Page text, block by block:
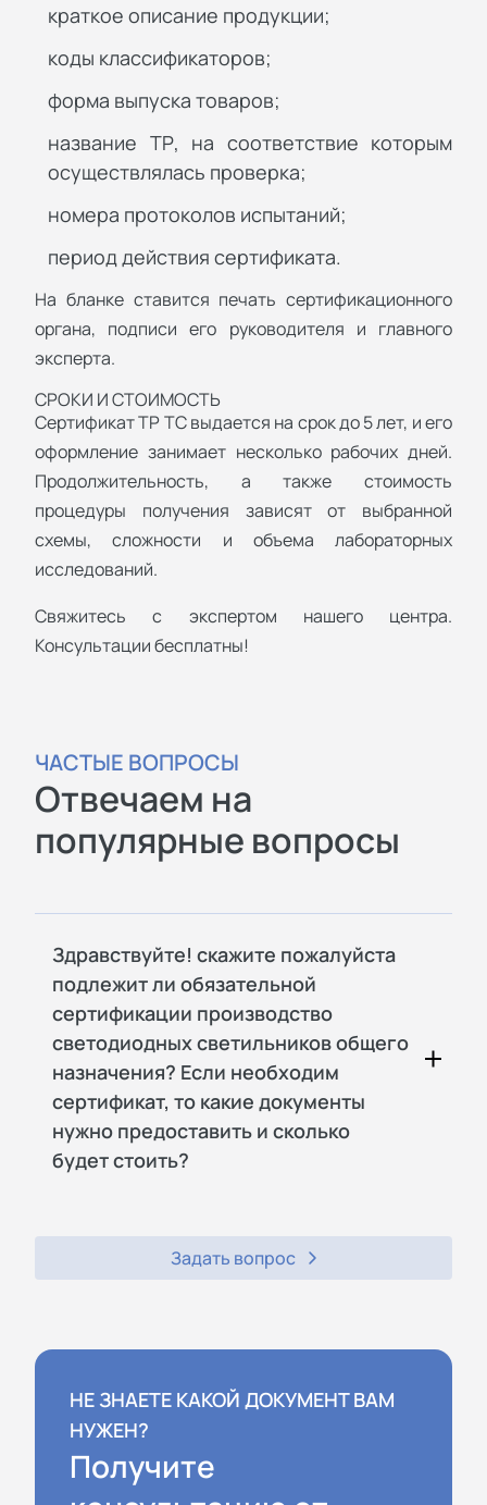
краткое описание продукции;
коды классификаторов;
форма выпуска товаров;
название ТР, на соответствие которым
осуществлялась проверка;
номера протоколов испытаний;
период действия сертификата.
На бланке ставится печать сертификационного
органа, подписи его руководителя и главного
эксперта.
СРОКИ И СТОИМОСТЬ
Сертификат ТР ТС выдается на срок до 5 лет, и его
оформление занимает несколько рабочих дней.
Продолжительность, а также стоимость
процедуры получения зависят от выбранной
схемы, сложности и объема лабораторных
исследований.
Свяжитесь с экспертом нашего центра.
Консультации бесплатны!
ЧАСТЫЕ ВОПРОСЫ
Отвечаем на
популярные вопросы
Здравствуйте! скажите пожалуйста
подлежит ли обязательной
сертификации производство
светодиодных светильников общего
назначения? Если необходим
сертификат, то какие документы
нужно предоставить и сколько
будет стоить?
Задать вопрос
НЕ ЗНАЕТЕ КАКОЙ ДОКУМЕНТ ВАМ
НУЖЕН?
Получите